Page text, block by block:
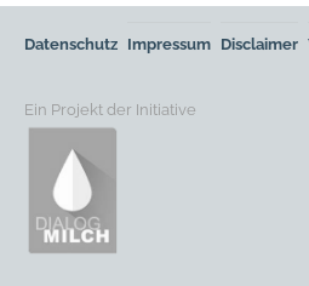
Datenschutz Impressum Disclaimer
Ein Projekt der Initiative